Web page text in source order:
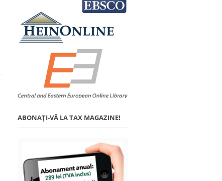
ABONAŢI-VĂ LA TAX MAGAZINE!